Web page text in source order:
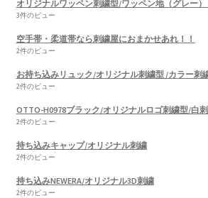
オリジナルワッペン刺繍型/ワッペン地（グレー
3件のビュー
空手帯・柔道帯なら刺繍屋におまかせあれ！！
2件のビュー
お持ち込みリュック/オリジナル刺繍型 /カラー刺
2件のビュー
OTTO-H0978ブラック/オリジナルロゴ刺繍型/白
2件のビュー
持ち込みキャップ/オリジナル刺繍
2件のビュー
持ち込みNEWERA/オリジナル3D刺繍
2件のビュー